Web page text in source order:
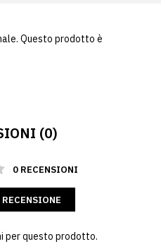
Questo prodotto è
(0)
0 RECENSIONI
per questo prodotto.